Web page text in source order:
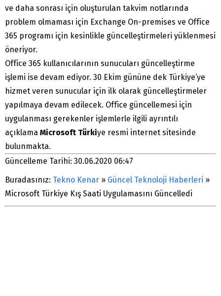
ve daha sonrası için oluşturulan takvim notlarında
problem olmaması için Exchange On-premises ve Office
365 programı için kesinlikle güncelleştirmeleri yüklenmesi
öneriyor.
Office 365 kullanıcılarının sunucuları güncelleştirme
işlemi ise devam ediyor. 30 Ekim gününe dek Türkiye’ye
hizmet veren sunucular için ilk olarak güncelleştirmeler
yapılmaya devam edilecek. Office güncellemesi için
uygulanması gerekenler işlemlerle ilgili ayrıntılı
açıklama Microsoft Türkiye resmi internet sitesinde
bulunmakta.
Güncelleme Tarihi: 30.06.2020 06:47
Buradasınız: Tekno Kenar » Güncel Teknoloji Haberleri »
Microsoft Türkiye Kış Saati Uygulamasını Güncelledi